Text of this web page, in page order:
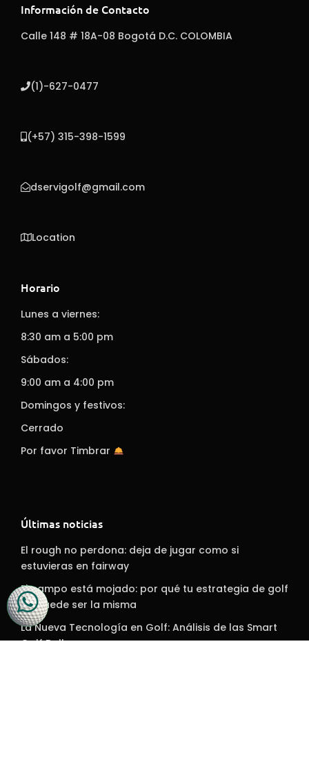
Información de Contacto
Calle 148 # 18A-08 Bogotá D.C. COLOMBIA
(1)-627-0477
(+57) 315-398-1599
dservigolf@gmail.com
Location
Horario
Lunes a viernes:
8:30 am a 5:00 pm
Sábados:
9:00 am a 4:00 pm
Domingos y festivos:
Cerrado
Por favor Timbrar
Últimas noticias
El rough no perdona: deja de jugar como si
estuvieras en fairway
El campo está mojado: por qué tu estrategia de golf
no puede ser la misma
La Nueva Tecnología en Golf: Análisis de las Smart
Golf Balls